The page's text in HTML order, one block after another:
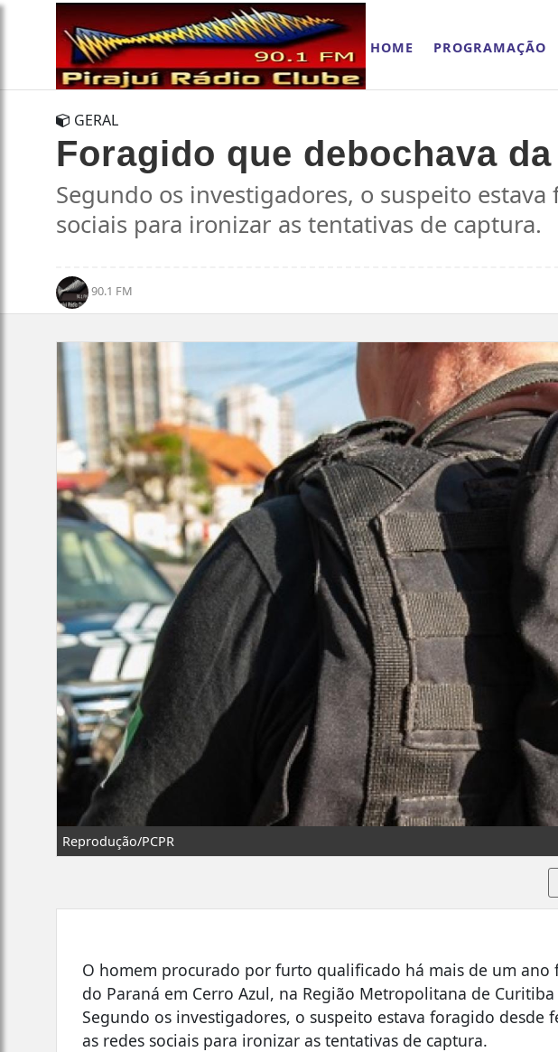
HOME PROGRAMAÇÃO
GERAL
Foragido que debochava
Segundo os investigadores, o suspeito
sociais para ironizar as tentativas de captura.
90.1 FM
Reprodução/PCPR
O homem procurado por furto qualificado há mais de um ano
do Paraná em Cerro Azul, na Região Metropolitana de Curitiba
Segundo os investigadores, o suspeito estava foragido desde
as redes sociais para ironizar as tentativas de captura.